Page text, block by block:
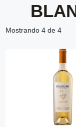
Mostrando 4 de 4